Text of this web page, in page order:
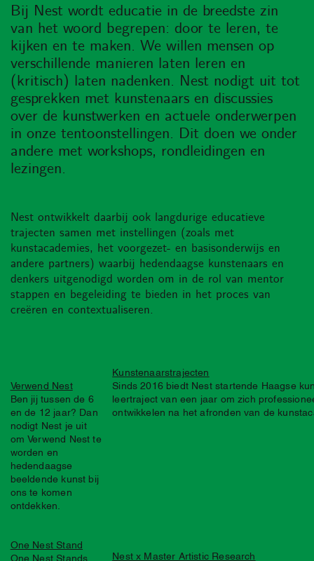
Bij Nest wordt educatie in de breedste zin
van het woord begrepen: door te leren, te
kijken en te maken. We willen mensen op
verschillende manieren laten leren en
(kritisch) laten nadenken. Nest nodigt uit tot
gesprekken met kunstenaars en discussies
over de kunstwerken en actuele onderwerpen
in onze tentoonstellingen. Dit doen we onder
andere met workshops, rondleidingen en
lezingen.
Nest ontwikkelt daarbij ook langdurige educatieve
trajecten samen met instellingen (zoals met
kunstacademies, het voorgezet- en basisonderwijs en
andere partners) waarbij hedendaagse kunstenaars en
denkers uitgenodigd worden om in de rol van mentor
stappen en begeleiding te bieden in het proces van
creëren en contextualiseren.
Verwend Nest
Ben jij tussen de 6
en de 12 jaar? Dan
nodigt Nest je uit
om Verwend Nest te
worden en
hedendaagse
beeldende kunst bij
ons te komen
ontdekken.
Kunstenaarstrajecten
Sinds 2016 biedt Nest startende Haagse
leertraject van een jaar om zich
ontwikkelen na het afronden van de
One Nest Stand
One Nest Stands Nest x Master Artistic Research